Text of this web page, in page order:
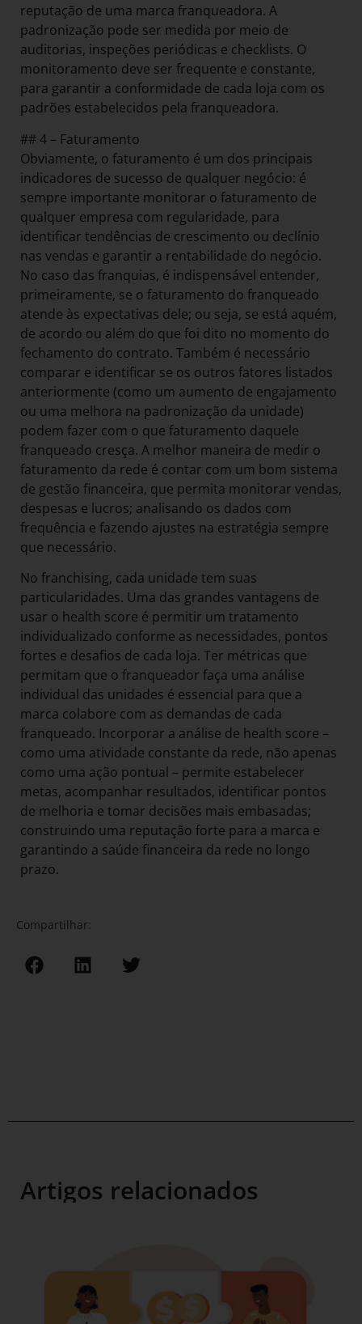
reputação de uma marca franqueadora. A
padronização pode ser medida por meio de
auditorias, inspeções periódicas e checklists. O
monitoramento deve ser frequente e constante,
para garantir a conformidade de cada loja com os
padrões estabelecidos pela franqueadora.
## 4 – Faturamento
Obviamente, o faturamento é um dos principais
indicadores de sucesso de qualquer negócio: é
sempre importante monitorar o faturamento de
qualquer empresa com regularidade, para
identificar tendências de crescimento ou declínio
nas vendas e garantir a rentabilidade do negócio.
No caso das franquias, é indispensável entender,
primeiramente, se o faturamento do franqueado
atende às expectativas dele; ou seja, se está aquém,
de acordo ou além do que foi dito no momento do
fechamento do contrato. Também é necessário
comparar e identificar se os outros fatores listados
anteriormente (como um aumento de engajamento
ou uma melhora na padronização da unidade)
podem fazer com o que faturamento daquele
franqueado cresça. A melhor maneira de medir o
faturamento da rede é contar com um bom sistema
de gestão financeira, que permita monitorar vendas,
despesas e lucros; analisando os dados com
frequência e fazendo ajustes na estratégia sempre
que necessário.
No franchising, cada unidade tem suas
particularidades. Uma das grandes vantagens de
usar o health score é permitir um tratamento
individualizado conforme as necessidades, pontos
fortes e desafios de cada loja. Ter métricas que
permitam que o franqueador faça uma análise
individual das unidades é essencial para que a
marca colabore com as demandas de cada
franqueado. Incorporar a análise de health score –
como uma atividade constante da rede, não apenas
como uma ação pontual – permite estabelecer
metas, acompanhar resultados, identificar pontos
de melhoria e tomar decisões mais embasadas;
construindo uma reputação forte para a marca e
garantindo a saúde financeira da rede no longo
prazo.
Compartilhar:
Artigos relacionados